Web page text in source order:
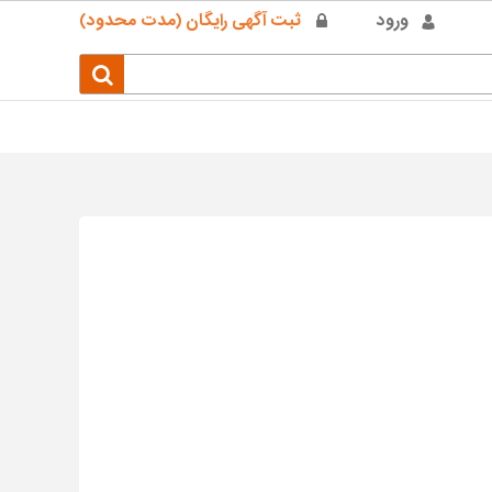
ورود ثبت آگهی رایگان (مدت محدود)